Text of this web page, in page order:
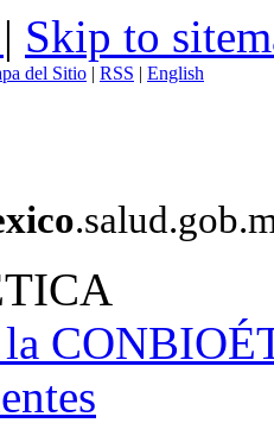
| Skip to
del Sitio | RSS | English
la